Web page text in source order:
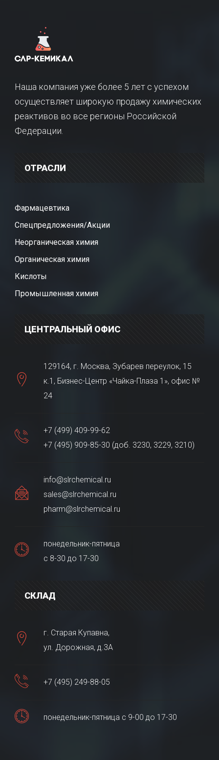
Наша компания уже более 5 лет с успехом
осуществляет широкую продажу химических
реактивов во все регионы Российской
Федерации.
ОТРАСЛИ
Фармацевтика
Спецпредложения/Акции
Неорганическая химия
Органическая химия
Кислоты
Промышленная химия
ЦЕНТРАЛЬНЫЙ ОФИС
129164, г. Москва, Зубарев переулок, 15
к.1, Бизнес-Центр «Чайка-Плаза 1», офис №
24
+7 (499) 409-99-62
+7 (495) 909-85-30 (доб. 3230, 3229, 3210)
info@slrchemical.ru
sales@slrchemical.ru
pharm@slrchemical.ru
понедельник-пятница
с 8-30 до 17-30
СКЛАД
г. Старая Купавна,
ул. Дорожная, д.3А
+7 (495) 249-88-05
понедельник-пятница с 9-00 до 17-30